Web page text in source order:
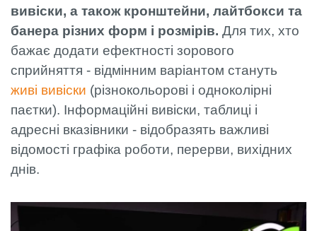
вивіски, а також кронштейни, лайтбокси та
банера різних форм і розмірів. Для тих, хто
бажає додати ефектності зорового
сприйняття - відмінним варіантом стануть
живі вивіски (різнокольорові і одноколірні
паєтки). Інформаційні вивіски, таблиці і
адресні вказівники - відобразять важливі
відомості графіка роботи, перерви, вихідних
днів.